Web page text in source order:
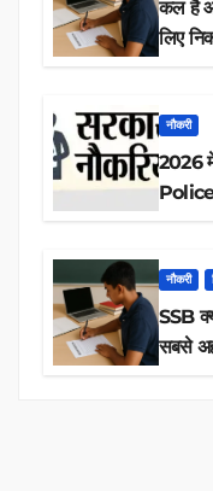
कल है
लिए
नौकरी
2026
नौकरी
SSB
सबसे